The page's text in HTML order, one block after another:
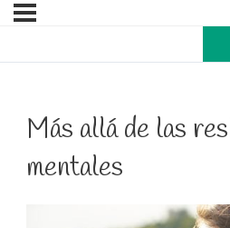
Más allá de las
mentales